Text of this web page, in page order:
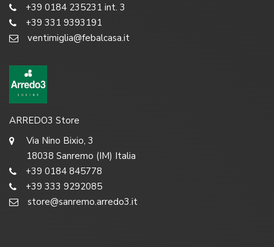
+39 0184 235231 int. 3
+39 331 9393191
ventimiglia@febalcasa.it
ARREDO3 Store
Via Nino Bixio, 3
18038 Sanremo (IM) Italia
+39 0184 845778
+39 333 9292085
store@sanremo.arredo3.it